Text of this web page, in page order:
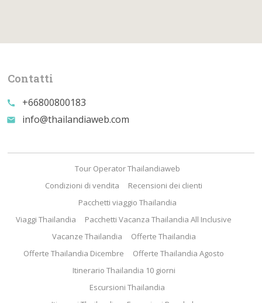
Contatti
call +66800800183
email info@thailandiaweb.com
Tour Operator Thailandiaweb
Condizioni di vendita
Recensioni dei clienti
Pacchetti viaggio Thailandia
Viaggi Thailandia
Pacchetti Vacanza Thailandia All Inclusive
Vacanze Thailandia
Offerte Thailandia
Offerte Thailandia Dicembre
Offerte Thailandia Agosto
Itinerario Thailandia 10 giorni
Escursioni Thailandia